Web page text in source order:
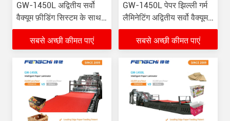
GW-1450L अद्वितीय सर्वो
वैक्यूम फ़ीडिंग सिस्टम के साथ
पेपर हॉट लैमिनेटिंग मशीन
सबसे अच्छी कीमत पाएं
GW-1450L पेपर झिल्ली गर्म
लैमिनेटिंग अद्वितीय सर्वो वैक्यूम
फ़ीडिंग
सबसे अच्छी कीमत पाएं